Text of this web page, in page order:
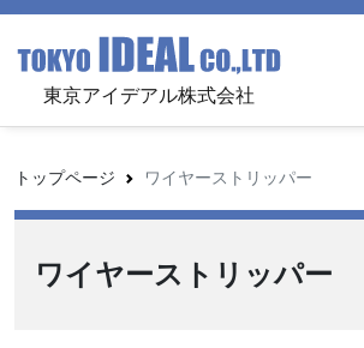
東京アイデアル株式会社
トップページ ワイヤーストリッパー
ワイヤーストリッパー